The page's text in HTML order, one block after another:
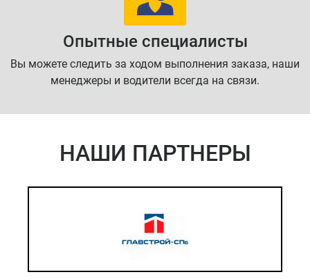
Опытные специалисты
Вы можете следить за ходом выполнения заказа, наши
менеджеры и водители всегда на связи.
НАШИ ПАРТНЕРЫ